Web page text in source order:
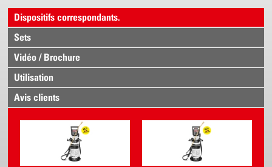
Dispositifs correspondants.
Sets
Vidéo / Brochure
Utilisation
Avis clients